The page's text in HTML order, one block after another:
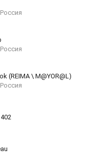
(REIMA \ M@YOR@L)